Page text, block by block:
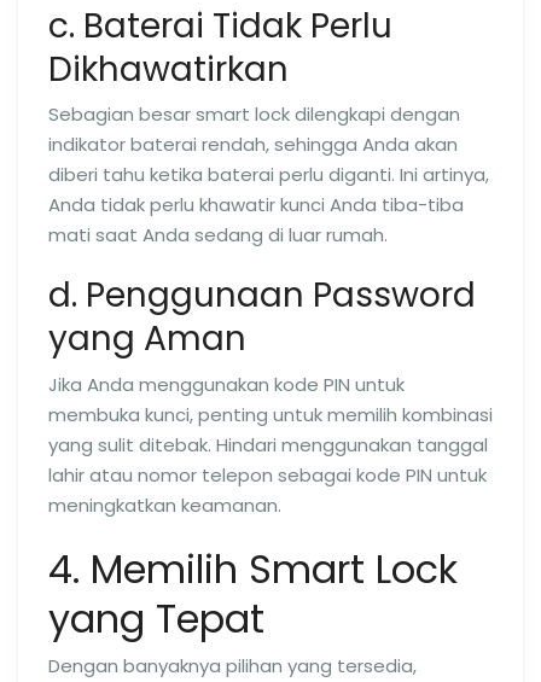
c. Baterai Tidak Perlu
Dikhawatirkan
Sebagian besar smart lock dilengkapi dengan
indikator baterai rendah, sehingga Anda akan
diberi tahu ketika baterai perlu diganti. Ini artinya,
Anda tidak perlu khawatir kunci Anda tiba-tiba
mati saat Anda sedang di luar rumah.
d. Penggunaan Password
yang Aman
Jika Anda menggunakan kode PIN untuk
membuka kunci, penting untuk memilih kombinasi
yang sulit ditebak. Hindari menggunakan tanggal
lahir atau nomor telepon sebagai kode PIN untuk
meningkatkan keamanan.
4. Memilih Smart Lock
yang Tepat
Dengan banyaknya pilihan yang tersedia,